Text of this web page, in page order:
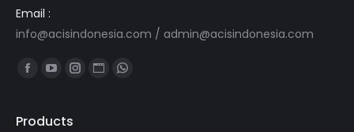
Email :
info@acisindonesia.com / admin@acisindonesia.com
Find us on:
Facebook
opens
YouTube
opens
Instagram
WebsiteWhatsapp
Products